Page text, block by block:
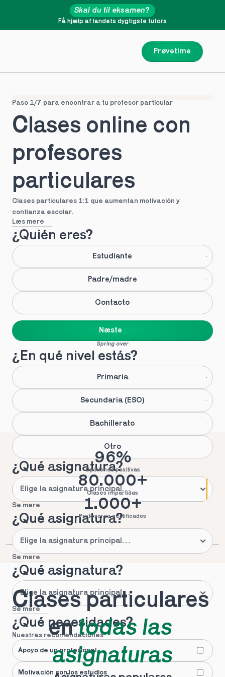
Prøvetime
Få hjælp af landets dygtigste tutors
Skal du til eksamen?
Paso 1/7 para encontrar a tu profesor particular
Clases online con
profesores
particulares
Clases particulares 1:1 que aumentan motivación y
confianza escolar.
Læs mere
¿Quién eres?
Estudiante
Padre/madre
Contacto
Næste
Spring over
¿En qué nivel estás?
Primaria
Secundaria (ESO)
Bachillerato
Otro
¿Qué asignatura?
Se mere
¿Qué asignatura?
Se mere
¿Qué asignatura?
Se mere
¿Qué necesidades?
Nuestras recomendaciones
Apoyo de un profesional
Motivación con los estudios
96%
Opiniones positivas
80.000+
Clases impartidas
1.000+
Profesores certificados
Clases particulares
en todas las
asignaturas